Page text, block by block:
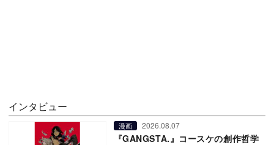
インタビュー
漫画 2026.08.07
『GANGSTA.』コースケの創作哲学